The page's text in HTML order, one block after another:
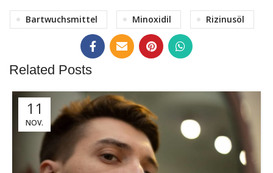
BEARD GROW KIT FÜR
MEHR BARTWUCHS!
ZUM KIT
Bartwuchsmittel Minoxidil Rizinusöl
Related Posts
11
NOV.